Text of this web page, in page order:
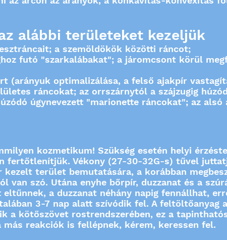
alábbi területeket kezeljük
a szemöldökök közötti ráncot;
futó "szarkalábakat"; a járomcsont körül
(arányuk optimalizálása, a felső ajakpír
ráncokat; az orrszárnytól a szájzugig
úgynevezett "marionette ráncokat"; az alsó
kozmetikum! Szükség esetén helyi
fertőtlenítjük. Vékony (27-30-32G-s) tűvel
terület bemutatására, a korábban
van szó. Utána enyhe bőrpír, duzzanat és a
a duzzanat néhány napig fennállhat,
3-7 nap alatt szívódik fel. A feltöltőanyag
a kötőszövet rostrendszerében, ez a
reakciók is fellépnek, kérem, keressen fel.